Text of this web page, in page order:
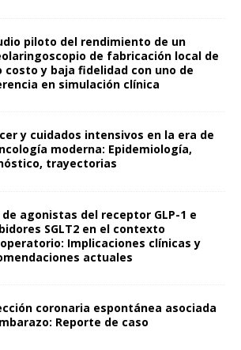
piloto del rendimiento de un
de fabricación local de
costo y baja fidelidad con uno de
en simulación clínica
y cuidados intensivos en la era de
moderna: Epidemiología,
trayectorias
de agonistas del receptor GLP-1 e
SGLT2 en el contexto
Implicaciones clínicas y
actuales
coronaria espontánea asociada
Reporte de caso